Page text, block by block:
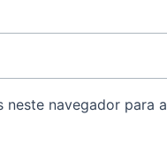
neste navegador para